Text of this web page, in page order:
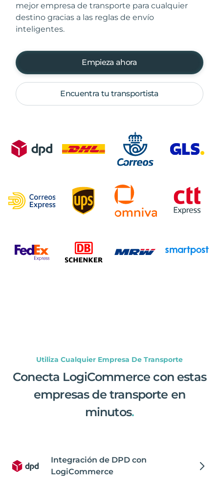
mejor empresa de transporte para cualquier
destino gracias a las reglas de envío
inteligentes.
Empieza ahora
Encuentra tu transportista
Utiliza Cualquier Empresa De Transporte
Conecta LogiCommerce con estas
empresas de transporte en
minutos.
Integración de DPD con
LogiCommerce